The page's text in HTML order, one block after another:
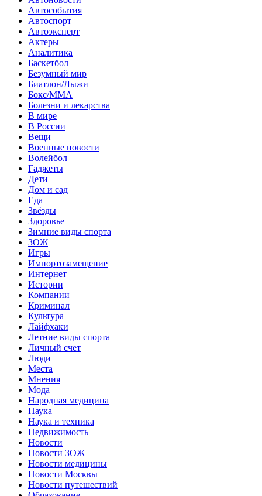
Автособытия
Автоспорт
Автоэксперт
Актеры
Аналитика
Баскетбол
Безумный мир
Биатлон/Лыжи
Бокс/MMA
Болезни и лекарства
В мире
В России
Вещи
Военные новости
Волейбол
Гаджеты
Дети
Дом и сад
Еда
Звёзды
Здоровье
Зимние виды спорта
ЗОЖ
Игры
Импортозамещение
Интернет
Истории
Компании
Криминал
Культура
Лайфхаки
Летние виды спорта
Личный счет
Люди
Места
Мнения
Мода
Народная медицина
Наука
Наука и техника
Недвижимость
Новости
Новости ЗОЖ
Новости медицины
Новости Москвы
Новости путешествий